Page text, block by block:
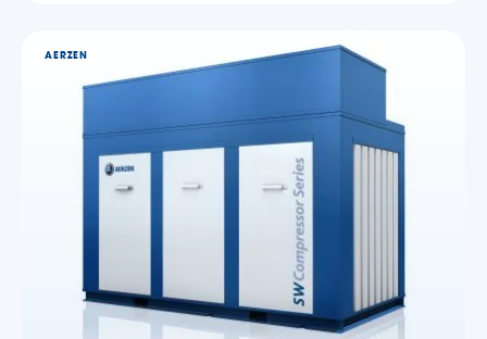
AERZEN